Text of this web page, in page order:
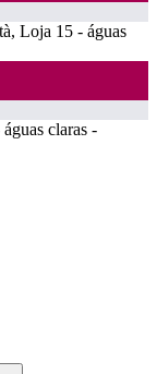
Loja 15 - águas
claras -